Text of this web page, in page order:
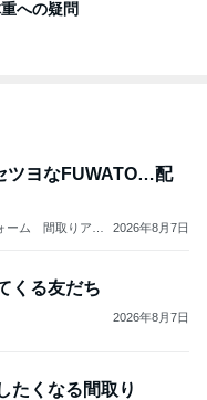
への疑問
ツヨなFUWATO…配
ーム 間取りアド
2026年8月7日
くる友だち
2026年8月7日
たくなる間取り